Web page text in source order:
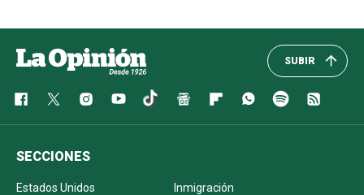
SUBIR
SECCIONES
Estados Unidos
Inmigración